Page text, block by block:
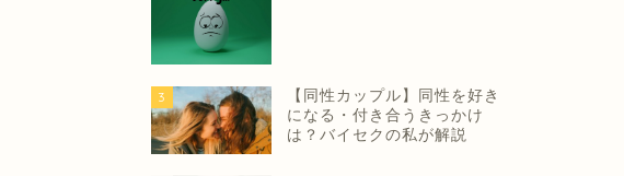
3
【同性カップル】同性を好き
になる・付き合うきっかけ
は？バイセクの私が解説